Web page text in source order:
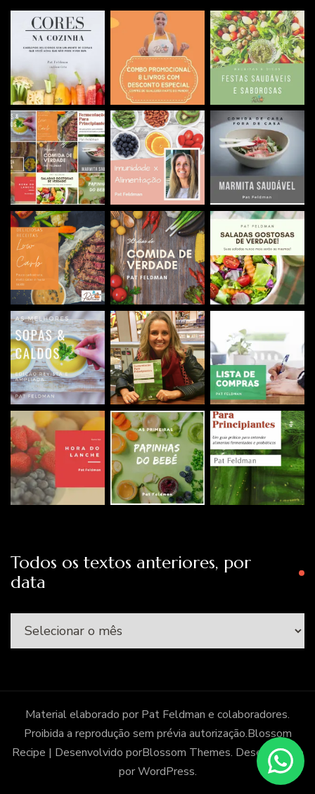
Todos os textos anteriores, por
data
Todos
os
anteriores,
por
data
Material elaborado por Pat Feldman e colaboradores.
Proibida a reprodução sem prévia autorização.Blossom
Recipe | Desenvolvido porBlossom Themes. Desenvolvido
porWordPress.